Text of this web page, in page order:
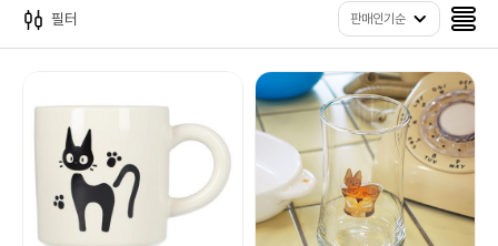
필터 판매인기순